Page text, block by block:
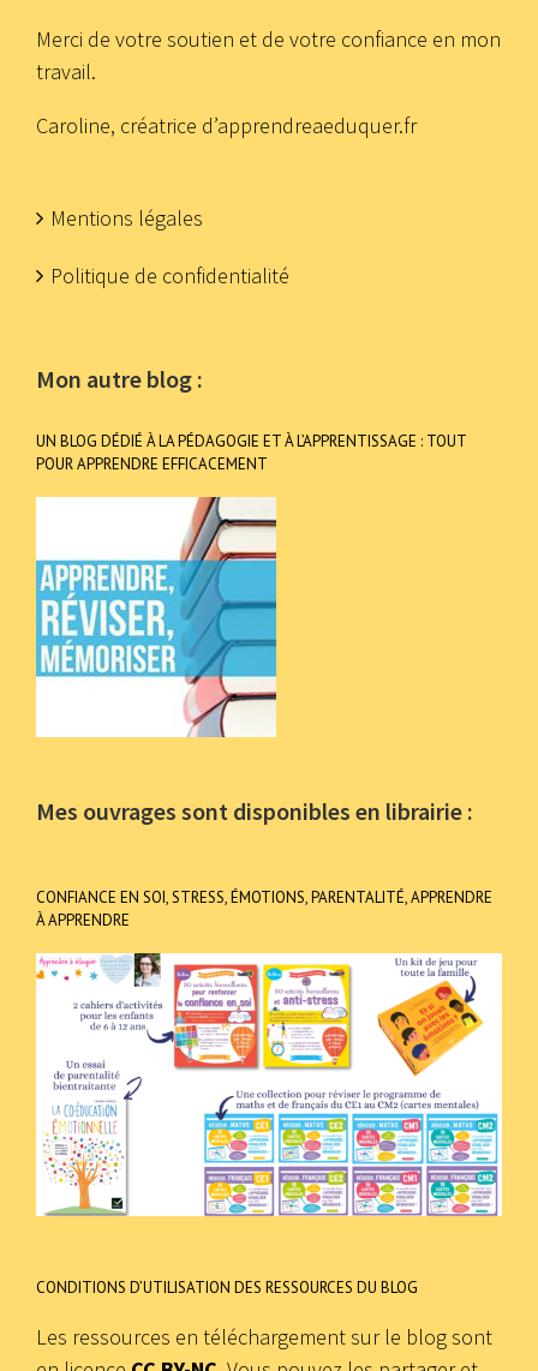
Merci de votre soutien et de votre confiance en mon
travail.
Caroline, créatrice d’apprendreaeduquer.fr
Mentions légales
Politique de confidentialité
Mon autre blog :
UN BLOG DÉDIÉ À LA PÉDAGOGIE ET À L’APPRENTISSAGE : TOUT
POUR APPRENDRE EFFICACEMENT
Mes ouvrages sont disponibles en librairie :
CONFIANCE EN SOI, STRESS, ÉMOTIONS, PARENTALITÉ, APPRENDRE
À APPRENDRE
CONDITIONS D’UTILISATION DES RESSOURCES DU BLOG
Les ressources en téléchargement sur le blog sont